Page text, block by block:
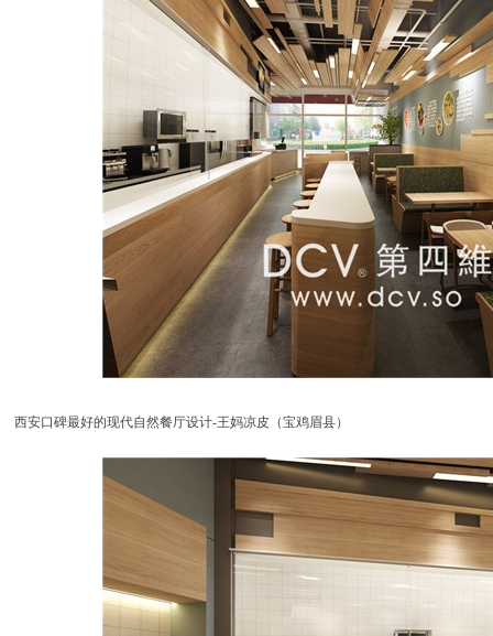
西安口碑最好的现代自然餐厅设计-王妈凉皮（宝鸡眉县）